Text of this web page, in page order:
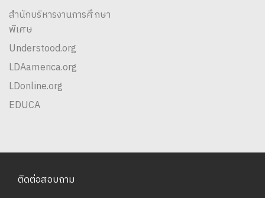
สำนักบริหารงานการศึกษา
พิเศษ
Understood.org
LDAamerica.org
LDonline.org
EDUCA
ติดต่อสอบถาม